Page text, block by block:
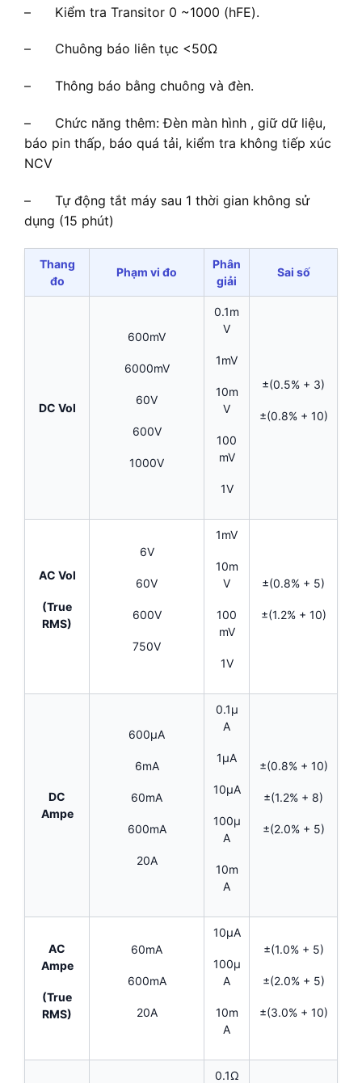
– Kiểm tra Transitor 0 ~1000 (hFE).
– Chuông báo liên tục <50Ω
– Thông báo bằng chuông và đèn.
– Chức năng thêm: Đèn màn hình , giữ dữ liệu,
báo pin thấp, báo quá tải, kiểm tra không tiếp xúc
NCV
– Tự động tắt máy sau 1 thời gian không sử
dụng (15 phút)
Thang
đo
Phạm vi đo
Phân
giải
Sai số
DC Vol
600mV
6000mV
60V
600V
1000V
0.1m
V
1mV
10m
V
100
mV
1V
±(0.5% + 3)
±(0.8% + 10)
AC Vol
(True
RMS)
6V
60V
600V
750V
1mV
10m
V
100
mV
1V
±(0.8% + 5)
±(1.2% + 10)
DC
Ampe
600µA
6mA
60mA
600mA
20A
0.1µ
A
1µA
10µA
100µ
A
10m
A
±(0.8% + 10)
±(1.2% + 8)
±(2.0% + 5)
AC
Ampe
(True
RMS)
60mA
600mA
20A
10µA
100µ
A
10m
A
±(1.0% + 5)
±(2.0% + 5)
±(3.0% + 10)
0.1Ω